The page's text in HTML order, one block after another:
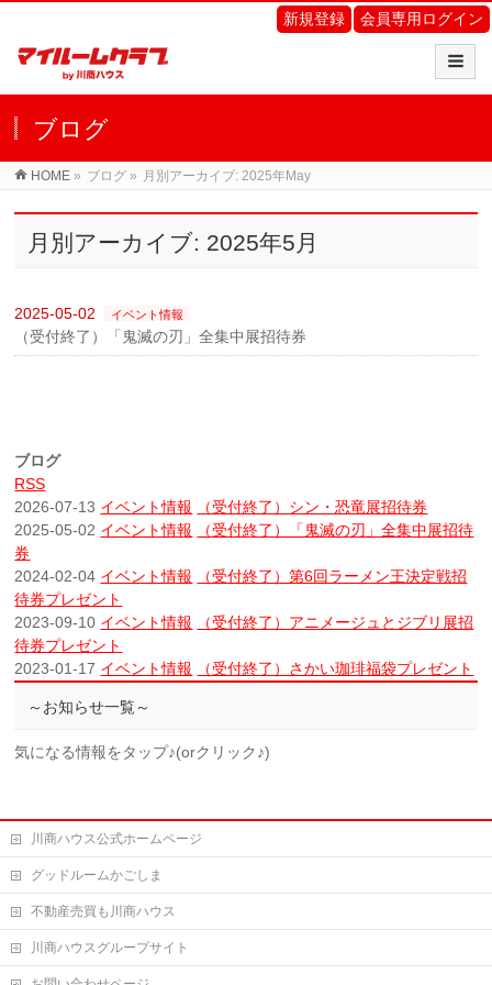
会員専用ログイン
新規登録
ブログ
HOME » ブログ » 月別アーカイブ: 2025年May
月別アーカイブ: 2025年5月
2025-05-02 イベント情報
（受付終了）「鬼滅の刃」全集中展招待券
ブログ
RSS
2026-07-13 イベント情報
（受付終了）シン・恐竜展招待券
2025-05-02 イベント情報
（受付終了）「鬼滅の刃」全集中展招待
券
2024-02-04 イベント情報
（受付終了）第6回ラーメン王決定戦招
待券プレゼント
2023-09-10 イベント情報
（受付終了）アニメージュとジブリ展招
待券プレゼント
2023-01-17 イベント情報 （受付終了）さかい珈琲福袋プレゼント
～お知らせ一覧～
気になる情報をタップ♪(orクリック♪)
川商ハウス公式ホームページ
グッドルームかごしま
不動産売買も川商ハウス
川商ハウスグループサイト